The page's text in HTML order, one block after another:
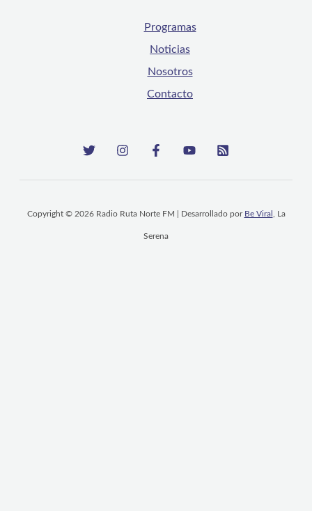
Programas
Noticias
Nosotros
Contacto
Copyright © 2026 Radio Ruta Norte FM | Desarrollado por Be Viral , La
Serena